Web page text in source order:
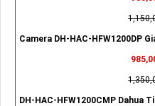
Camera DH-HAC-HFW1200DP
DH-HAC-HFW1200CMP Dahua